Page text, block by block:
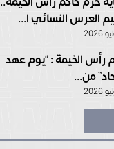
العرس النسائي ا...
رأس الخيمة : “يوم عهد
من...